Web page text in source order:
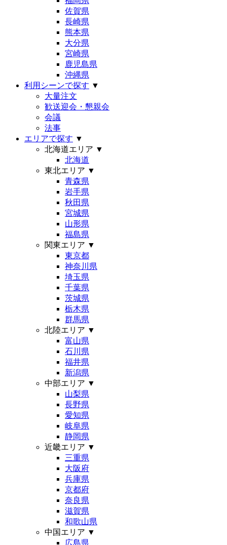
佐賀県
長崎県
熊本県
大分県
宮崎県
鹿児島県
沖縄県
利用シーンで探す ▼
大量注文
歓送迎会・懇親会
会議
法事
エリアで探す ▼
北海道エリア ▼
北海道
東北エリア ▼
青森県
岩手県
秋田県
宮城県
山形県
福島県
関東エリア ▼
東京都
神奈川県
埼玉県
千葉県
茨城県
栃木県
群馬県
北陸エリア ▼
富山県
石川県
福井県
新潟県
中部エリア ▼
山梨県
長野県
愛知県
岐阜県
静岡県
近畿エリア ▼
三重県
大阪府
兵庫県
京都府
奈良県
滋賀県
和歌山県
中国エリア ▼
広島県